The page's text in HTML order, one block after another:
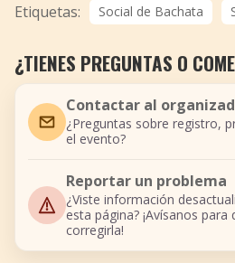
Etiquetas: Social de Bachata
¿TIENES PREGUNTAS O
Contactar al
¿Preguntas sobre registro,
el evento?
Reportar un problema
¿Viste información
esta página? ¡Avísanos
corregirla!